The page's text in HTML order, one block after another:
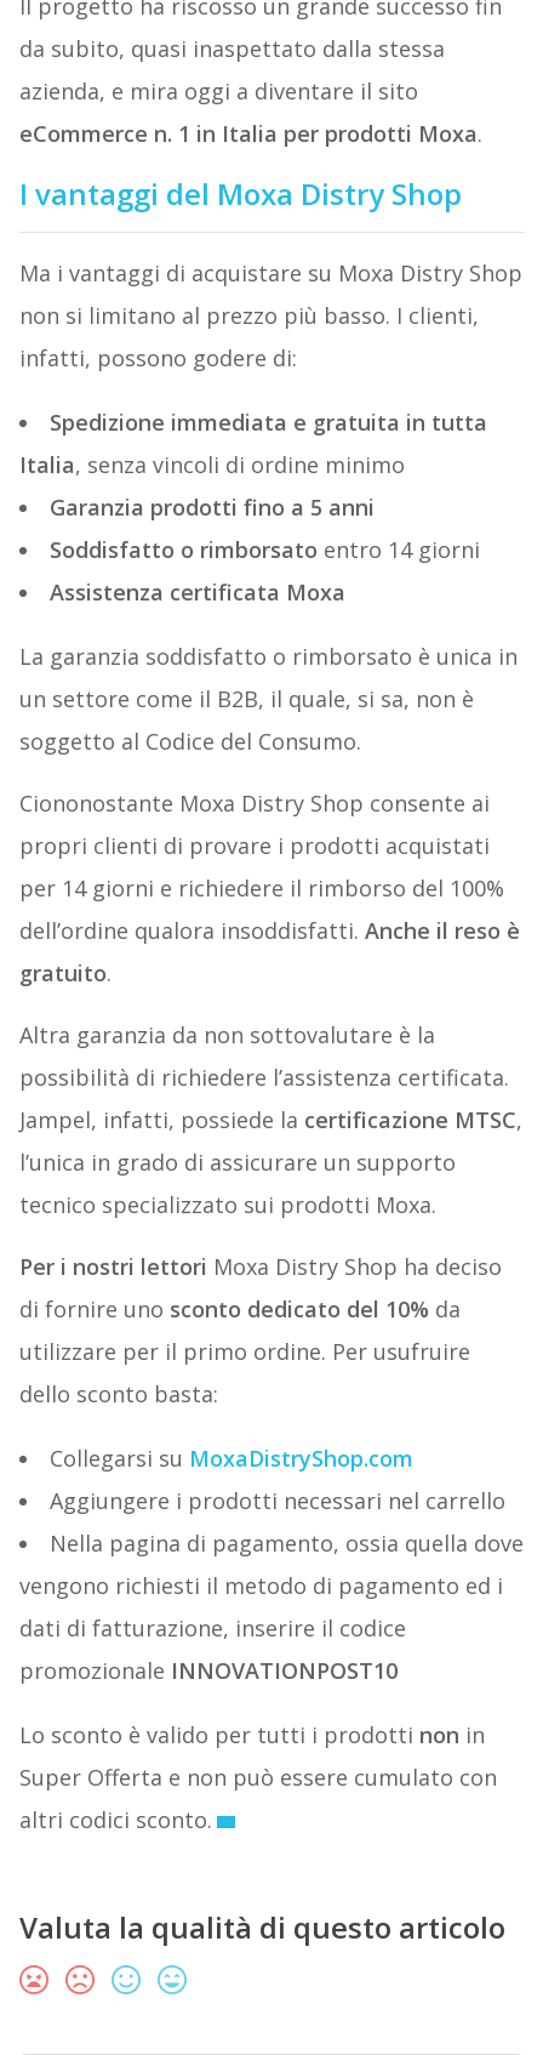
Il progetto ha riscosso un grande successo fin
da subito, quasi inaspettato dalla stessa
azienda, e mira oggi a diventare il sito
eCommerce n. 1 in Italia per prodotti Moxa.
I vantaggi del Moxa Distry Shop
Ma i vantaggi di acquistare su Moxa Distry Shop
non si limitano al prezzo più basso. I clienti,
infatti, possono godere di:
Spedizione immediata e gratuita in tutta
Italia, senza vincoli di ordine minimo
Garanzia prodotti fino a 5 anni
Soddisfatto o rimborsato entro 14 giorni
Assistenza certificata Moxa
La garanzia soddisfatto o rimborsato è unica in
un settore come il B2B, il quale, si sa, non è
soggetto al Codice del Consumo.
Ciononostante Moxa Distry Shop consente ai
propri clienti di provare i prodotti acquistati
per 14 giorni e richiedere il rimborso del 100%
dell’ordine qualora insoddisfatti. Anche il reso è
gratuito.
Altra garanzia da non sottovalutare è la
possibilità di richiedere l’assistenza certificata.
Jampel, infatti, possiede la certificazione MTSC,
l’unica in grado di assicurare un supporto
tecnico specializzato sui prodotti Moxa.
Per i nostri lettori Moxa Distry Shop ha deciso
di fornire uno sconto dedicato del 10% da
utilizzare per il primo ordine. Per usufruire
dello sconto basta:
Collegarsi su MoxaDistryShop.com
Aggiungere i prodotti necessari nel carrello
Nella pagina di pagamento, ossia quella dove
vengono richiesti il metodo di pagamento ed i
dati di fatturazione, inserire il codice
promozionale INNOVATIONPOST10
Lo sconto è valido per tutti i prodotti non in
Super Offerta e non può essere cumulato con
altri codici sconto.
Valuta la qualità di questo articolo